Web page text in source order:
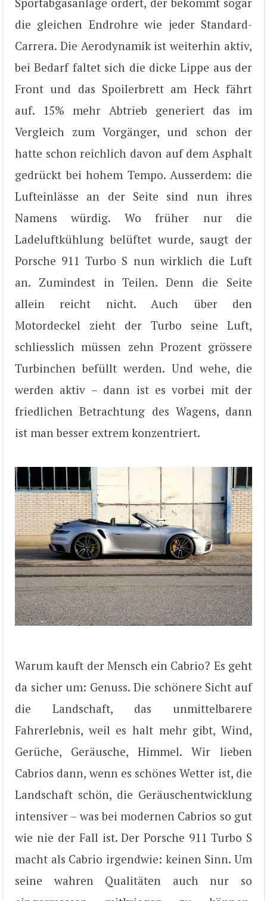
die gleichen Endrohre wie jeder Standard-
Carrera. Die Aerodynamik ist weiterhin aktiv,
bei Bedarf faltet sich die dicke Lippe aus der
Front und das Spoilerbrett am Heck fährt
auf. 15% mehr Abtrieb generiert das im
Vergleich zum Vorgänger, und schon der
hatte schon reichlich davon auf dem Asphalt
gedrückt bei hohem Tempo. Ausserdem: die
Lufteinlässe an der Seite sind nun ihres
Namens würdig. Wo früher nur die
Ladeluftkühlung belüftet wurde, saugt der
Porsche 911 Turbo S nun wirklich die Luft
an. Zumindest in Teilen. Denn die Seite
allein reicht nicht. Auch über den
Motordeckel zieht der Turbo seine Luft,
schliesslich müssen zehn Prozent grössere
Turbinchen befüllt werden. Und wehe, die
werden aktiv – dann ist es vorbei mit der
friedlichen Betrachtung des Wagens, dann
ist man besser extrem konzentriert.
Warum kauft der Mensch ein Cabrio? Es geht
da sicher um: Genuss. Die schönere Sicht auf
die Landschaft, das unmittelbarere
Fahrerlebnis, weil es halt mehr gibt, Wind,
Gerüche, Geräusche, Himmel. Wir lieben
Cabrios dann, wenn es schönes Wetter ist, die
Landschaft schön, die Geräuschentwicklung
intensiver – was bei modernen Cabrios so gut
wie nie der Fall ist. Der Porsche 911 Turbo S
macht als Cabrio irgendwie: keinen Sinn. Um
seine wahren Qualitäten auch nur so